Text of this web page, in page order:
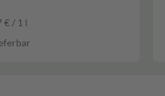
€ / 1 l